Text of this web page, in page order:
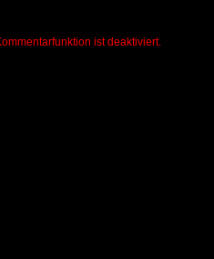
ist deaktiviert.